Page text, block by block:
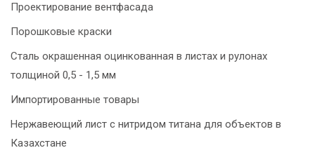
Проектирование вентфасада
Порошковые краски
Сталь окрашенная оцинкованная в листах и рулонах
толщиной 0,5 - 1,5 мм
Импортированные товары
Нержавеющий лист с нитридом титана для объектов в
Казахстане